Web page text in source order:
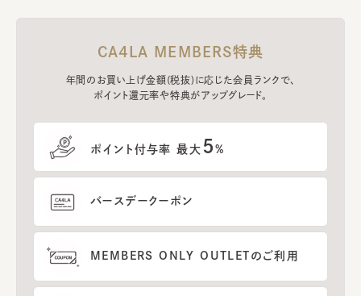
CA4LA MEMBERS特典
年間のお買い上げ金額(税抜)に応じた会員ランクで、
ポイント還元率や特典がアップグレード。
ポイント付与率 最大 5%
バースデークーポン
MEMBERS ONLY OUTLETのご利用